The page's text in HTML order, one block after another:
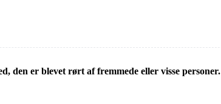
den er blevet rørt af fremmede eller visse personer.